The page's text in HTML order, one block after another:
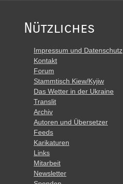
Nützliches
Impressum und Datenschutz
Kontakt
Forum
Stammtisch Kiew/Kyjiw
Das Wetter in der Ukraine
Translit
Archiv
Autoren und Übersetzer
Feeds
Karikaturen
Links
Mitarbeit
Newsletter